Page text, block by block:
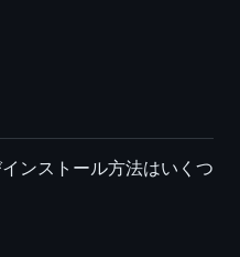
ンストール方法はいくつ